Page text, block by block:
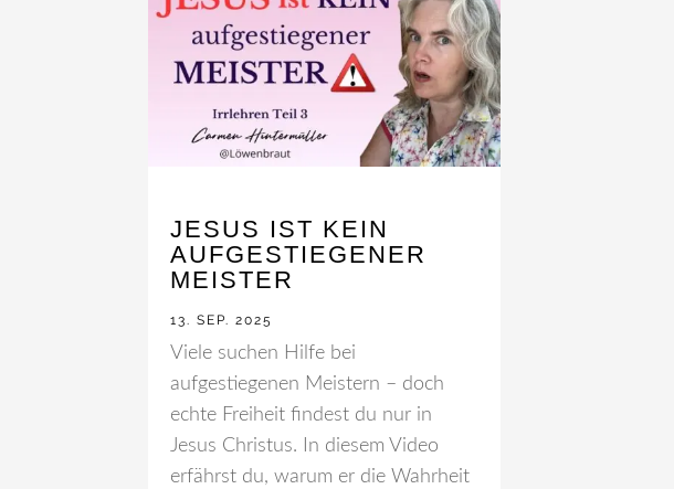
JESUS IST KEIN
AUFGESTIEGENER
MEISTER
13. SEP. 2025
Viele suchen Hilfe bei
aufgestiegenen Meistern – doch
echte Freiheit findest du nur in
Jesus Christus. In diesem Video
erfährst du, warum er die Wahrheit